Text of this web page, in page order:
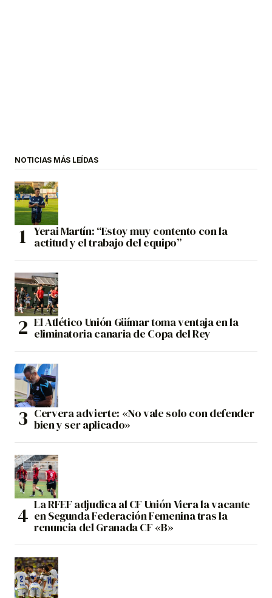
NOTICIAS MÁS LEÍDAS
Yerai Martín: “Estoy muy contento con la
actitud y el trabajo del equipo”
El Atlético Unión Güímar toma ventaja en la
eliminatoria canaria de Copa del Rey
Cervera advierte: «No vale solo con defender
bien y ser aplicado»
La RFEF adjudica al CF Unión Viera la vacante
en Segunda Federación Femenina tras la
renuncia del Granada CF «B»